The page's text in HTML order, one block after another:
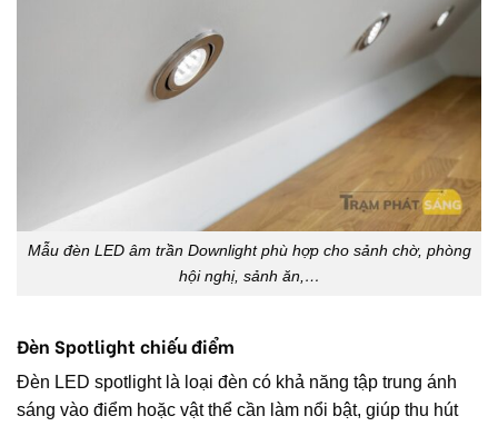
Mẫu đèn LED âm trần Downlight phù hợp cho sảnh chờ, phòng
hội nghị, sảnh ăn,…
Đèn Spotlight chiếu điểm
Đèn LED spotlight là loại đèn có khả năng tập trung ánh
sáng vào điểm hoặc vật thể cần làm nổi bật, giúp thu hút